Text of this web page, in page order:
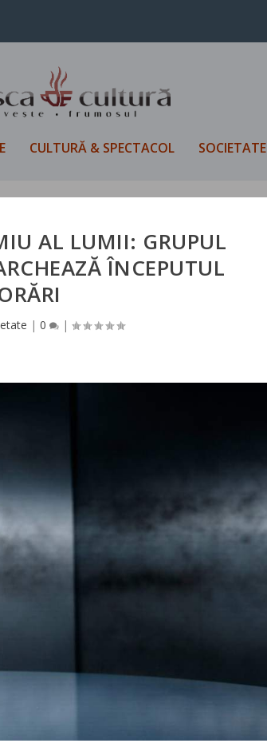
CULTURĂ & SPECTACOL SOCIETATE
AL LUMII: GRUPUL
ÎNCEPUTUL
|0 |